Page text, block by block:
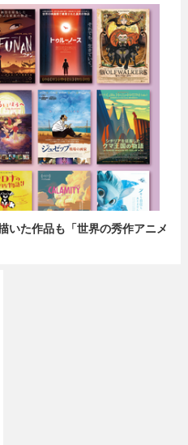
いた作品も「世界の秀作アニメ